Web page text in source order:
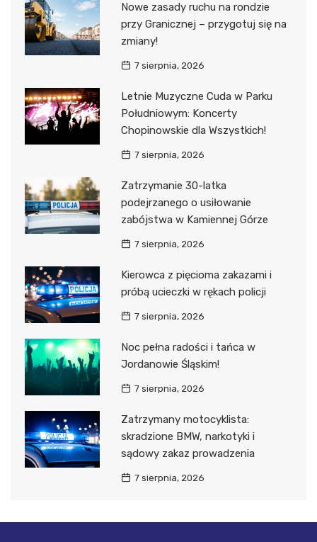
Nowe zasady ruchu na rondzie
przy Granicznej – przygotuj się na
zmiany!
7 sierpnia, 2026
Letnie Muzyczne Cuda w Parku
Południowym: Koncerty
Chopinowskie dla Wszystkich!
7 sierpnia, 2026
Zatrzymanie 30-latka
podejrzanego o usiłowanie
zabójstwa w Kamiennej Górze
7 sierpnia, 2026
Kierowca z pięcioma zakazami i
próbą ucieczki w rękach policji
7 sierpnia, 2026
Noc pełna radości i tańca w
Jordanowie Śląskim!
7 sierpnia, 2026
Zatrzymany motocyklista:
skradzione BMW, narkotyki i
sądowy zakaz prowadzenia
7 sierpnia, 2026